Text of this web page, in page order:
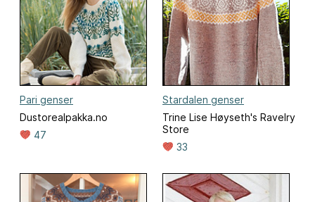
Pari genser
Dustorealpakka.no
47
Stardalen genser
Trine Lise Høyseth's Ravelry
Store
33